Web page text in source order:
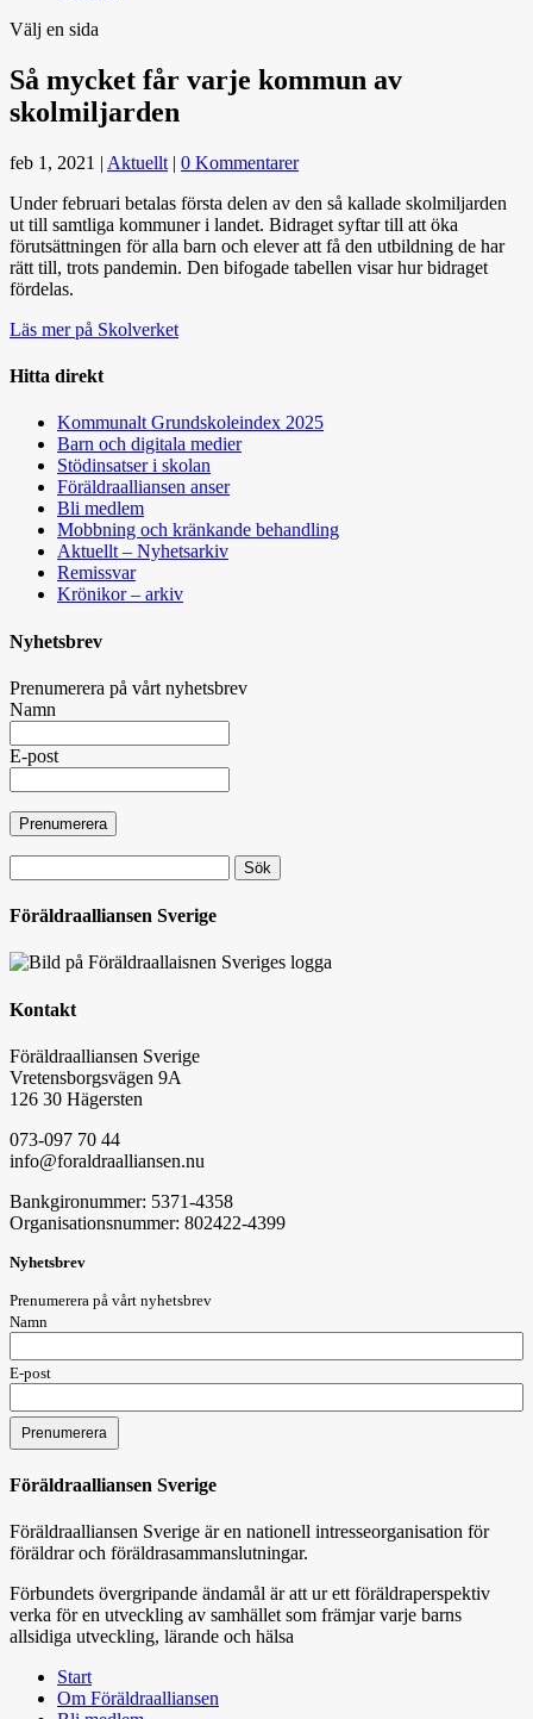
Välj en sida
Så mycket får varje kommun av
skolmiljarden
feb 1, 2021 | Aktuellt | 0 Kommentarer
Under februari betalas första delen av den så kallade skolmiljarden
ut till samtliga kommuner i landet. Bidraget syftar till att öka
förutsättningen för alla barn och elever att få den utbildning de har
rätt till, trots pandemin. Den bifogade tabellen visar hur bidraget
fördelas.
Läs mer på Skolverket
Hitta direkt
Kommunalt Grundskoleindex 2025
Barn och digitala medier
Stödinsatser i skolan
Föräldraalliansen anser
Bli medlem
Mobbning och kränkande behandling
Aktuellt – Nyhetsarkiv
Remissvar
Krönikor – arkiv
Nyhetsbrev
Prenumerera på vårt nyhetsbrev
Namn
E-post
efter:
Föräldraalliansen Sverige
Kontakt
Föräldraalliansen Sverige
Vretensborgsvägen 9A
126 30 Hägersten
073-097 70 44
info@foraldraalliansen.nu
Bankgironummer: 5371-4358
Organisationsnummer: 802422-4399
Nyhetsbrev
Prenumerera på vårt nyhetsbrev
Namn
E-post
Föräldraalliansen Sverige
Föräldraalliansen Sverige är en nationell intresseorganisation för
föräldrar och föräldrasammanslutningar.
Förbundets övergripande ändamål är att ur ett föräldraperspektiv
verka för en utveckling av samhället som främjar varje barns
allsidiga utveckling, lärande och hälsa
Start
Om Föräldraalliansen